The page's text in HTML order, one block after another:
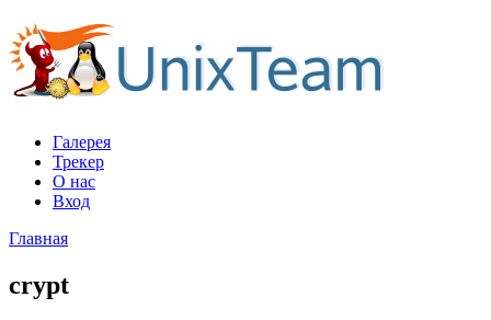
Галерея
Трекер
О нас
Вход
Главная
crypt